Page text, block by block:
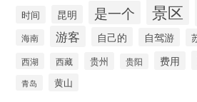
时间 昆明 是一个 景区
海南 游客 自己的 自驾游
西湖 西藏 贵州 贵阳 费用
青岛 黄山